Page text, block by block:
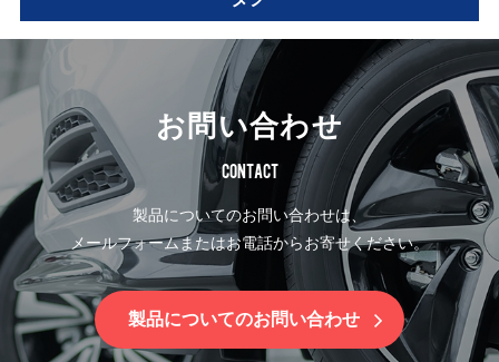
お問い合わせ
CONTACT
製品についてのお問い合わせは、
メールフォームまたはお電話からお寄せください。
製品についてのお問い合わせ